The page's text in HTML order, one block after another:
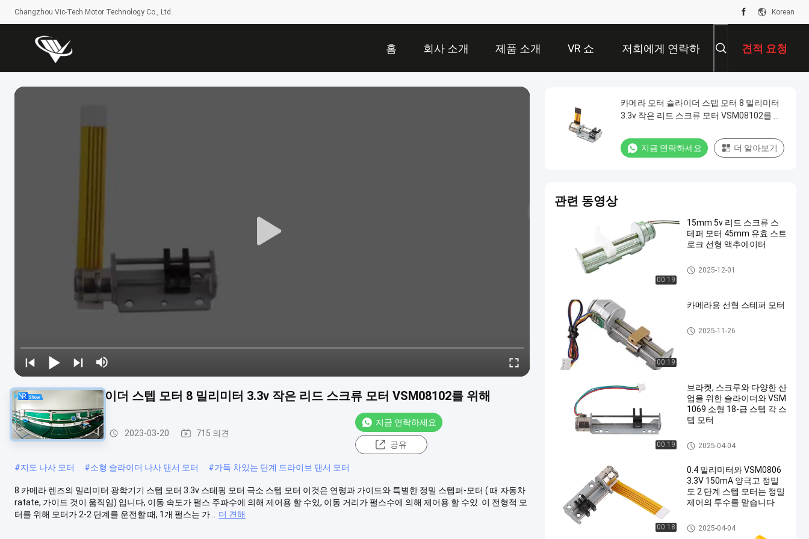
Changzhou Vic-Tech Motor Technology Co., Ltd. Korean
홈 회사 소개 제품 소개 VR 쇼 저희에게 연락하
십시오
견적 요청
카메라 모터 슬라이더 스텝 모터 8 밀리미터 3.3v 작은 리드 스크류 모터 VSM08102를 위해
슬라이더 댄서 모터 2023-03-20 715 의견
지금 연락하세요
공유
#지도 나사 모터 #소형 슬라이더 나사 댄서 모터 #가득 차있는 단계 드라이브 댄서 모터
8 카메라 렌즈의 밀리미터 광학기기 스텝 모터 3.3v 스테핑 모터 극소 스텝 모터 이것은 연령과 가이드와 특별한 정밀 스텝퍼-모터 ( 때 자동차
ratate, 가이드 것이 움직임) 입니다, 이동 속도가 펄스 주파수에 의해 제어용 할 수있, 이동 거리가 펄스수에 의해 제어용 할 수있. 이 전형적 모
터를 위해 모터가 2-2 단계를 운전할 때, 1개 펄스는 가...
더 견해
카메라 모터 슬라이더 스텝 모터 8 밀리미터
3.3v 작은 리드 스크류 모터 VSM08102를 위
지금 연락하세요 더 알아보기
관련 동영상
00:19
15mm 5v 리드 스크류 스
테퍼 모터 45mm 유효 스트
로크 선형 액추에이터
슬라이더 댄서 모터
2025-12-01
00:19
카메라용 선형 스테퍼 모터
슬라이더 댄서 모터
2025-11-26
00:19
브라켓, 스크루와 다양한 산
업을 위한 슬라이더와 VSM
1069 소형 18-급 스텝 각 스
텝 모터
슬라이더 댄서 모터
2025-04-04
00:18
0.4 밀리미터와 VSM0806
3.3V 150mA 양극고 정밀
도 2 단계 스텝 모터는 정밀
제어의 투수를 맡습니다
슬라이더 댄서 모터
2025-04-04